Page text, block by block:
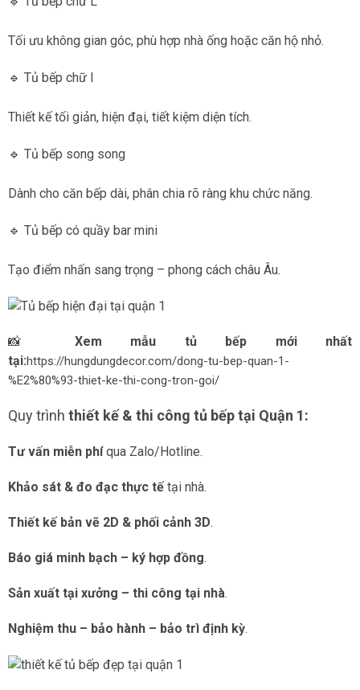
Tối ưu không gian góc, phù hợp nhà ống hoặc căn hộ nhỏ.
🔹 Tủ bếp chữ I
Thiết kế tối giản, hiện đại, tiết kiệm diện tích.
🔹 Tủ bếp song song
Dành cho căn bếp dài, phân chia rõ ràng khu chức năng.
🔹 Tủ bếp có quầy bar mini
Tạo điểm nhấn sang trọng – phong cách châu Âu.
📸 Xem mẫu tủ bếp mới nhất
tại:https://hungdungdecor.com/dong-tu-bep-quan-1-
%E2%80%93-thiet-ke-thi-cong-tron-goi/
Quy trình thiết kế & thi công tủ bếp tại Quận 1:
Tư vấn miễn phíqua Zalo/Hotline.
Khảo sát & đo đạc thực tế tại nhà.
Thiết kế bản vẽ 2D & phối cảnh 3D.
Báo giá minh bạch – ký hợp đồng.
Sản xuất tại xưởng – thi công tại nhà.
Nghiệm thu – bảo hành – bảo trì định kỳ.